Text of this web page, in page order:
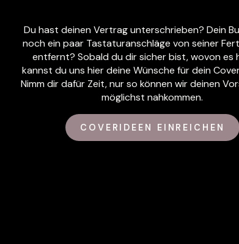
Du hast deinen Vertrag unterschrieben? Dein
noch ein paar Tastaturanschläge von seiner
entfernt? Sobald du dir sicher bist, wovon es
kannst du uns hier deine Wünsche für dein
Nimm dir dafür Zeit, nur so können wir deinen
möglichst nahkommen.
COVERIDEEN EINREICHEN